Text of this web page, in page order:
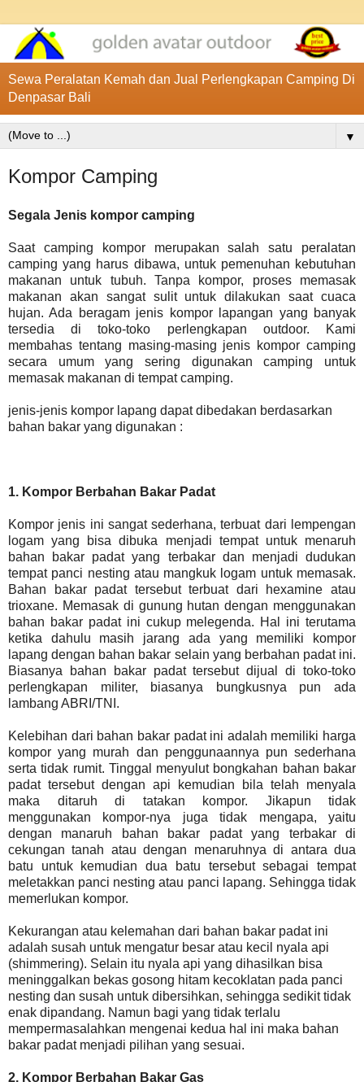
Sewa Peralatan Kemah dan Jual Perlengkapan Camping Di
Denpasar Bali
▼
Kompor Camping
Segala Jenis kompor camping
Saat camping kompor merupakan salah satu peralatan
camping yang harus dibawa, untuk pemenuhan kebutuhan
makanan untuk tubuh. Tanpa kompor, proses memasak
makanan akan sangat sulit untuk dilakukan saat cuaca
hujan. Ada beragam jenis kompor lapangan yang banyak
tersedia di toko-toko perlengkapan outdoor. Kami
membahas tentang masing-masing jenis kompor camping
secara umum yang sering digunakan camping untuk
memasak makanan di tempat camping.
jenis-jenis kompor lapang dapat dibedakan berdasarkan
bahan bakar yang digunakan :
1. Kompor Berbahan Bakar Padat
Kompor jenis ini sangat sederhana, terbuat dari lempengan
logam yang bisa dibuka menjadi tempat untuk menaruh
bahan bakar padat yang terbakar dan menjadi dudukan
tempat panci nesting atau mangkuk logam untuk memasak.
Bahan bakar padat tersebut terbuat dari hexamine atau
trioxane. Memasak di gunung hutan dengan menggunakan
bahan bakar padat ini cukup melegenda. Hal ini terutama
ketika dahulu masih jarang ada yang memiliki kompor
lapang dengan bahan bakar selain yang berbahan padat ini.
Biasanya bahan bakar padat tersebut dijual di toko-toko
perlengkapan militer, biasanya bungkusnya pun ada
lambang ABRI/TNI.
Kelebihan dari bahan bakar padat ini adalah memiliki harga
kompor yang murah dan penggunaannya pun sederhana
serta tidak rumit. Tinggal menyulut bongkahan bahan bakar
padat tersebut dengan api kemudian bila telah menyala
maka ditaruh di tatakan kompor. Jikapun tidak
menggunakan kompor-nya juga tidak mengapa, yaitu
dengan manaruh bahan bakar padat yang terbakar di
cekungan tanah atau dengan menaruhnya di antara dua
batu untuk kemudian dua batu tersebut sebagai tempat
meletakkan panci nesting atau panci lapang. Sehingga tidak
memerlukan kompor.
Kekurangan atau kelemahan dari bahan bakar padat ini
adalah susah untuk mengatur besar atau kecil nyala api
(shimmering). Selain itu nyala api yang dihasilkan bisa
meninggalkan bekas gosong hitam kecoklatan pada panci
nesting dan susah untuk dibersihkan, sehingga sedikit tidak
enak dipandang. Namun bagi yang tidak terlalu
mempermasalahkan mengenai kedua hal ini maka bahan
bakar padat menjadi pilihan yang sesuai.
2. Kompor Berbahan Bakar Gas